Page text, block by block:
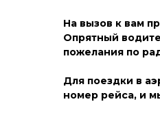
На вызов к вам
Опрятный
пожелания по
Для поездки в
номер рейса, и